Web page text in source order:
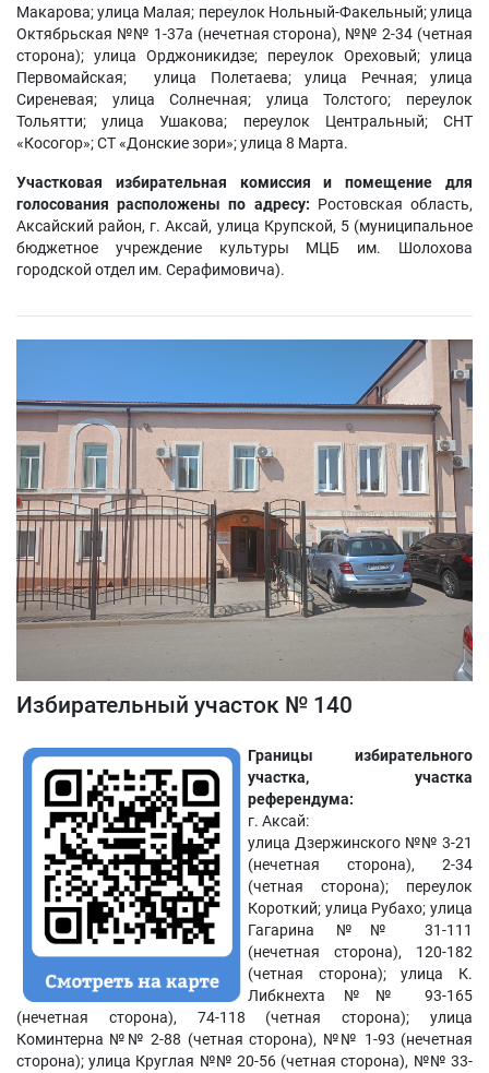
Макарова; улица Малая; переулок Нольный-Факельный; улица
Октябрьская №№ 1-37а (нечетная сторона), №№ 2-34 (четная
сторона); улица Орджоникидзе; переулок Ореховый; улица
Первомайская; улица Полетаева; улица Речная; улица
Сиреневая; улица Солнечная; улица Толстого; переулок
Тольятти; улица Ушакова; переулок Центральный; СНТ
«Косогор»; СТ «Донские зори»; улица 8 Марта.
Участковая избирательная комиссия и помещение для
голосования расположены по адресу: Ростовская область,
Аксайский район, г. Аксай, улица Крупской, 5 (муниципальное
бюджетное учреждение культуры МЦБ им. Шолохова
городской отдел им. Серафимовича).
Избирательный участок № 140
Границы избирательного
участка, участка
референдума:
г. Аксай:
улица Дзержинского №№ 3-21
(нечетная сторона), 2-34
(четная сторона); переулок
Короткий; улица Рубахо; улица
Гагарина №№ 31-111
(нечетная сторона), 120-182
(четная сторона); улица К.
Либкнехта №№ 93-165
(нечетная сторона), 74-118 (четная сторона); улица
Коминтерна №№ 2-88 (четная сторона), №№ 1-93 (нечетная
сторона); улица Круглая №№ 20-56 (четная сторона), №№ 33-